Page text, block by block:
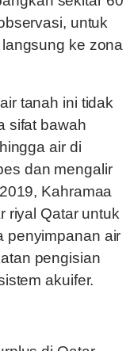
untuk
ke zona
tanah ini tidak
sifat bawah
air di
dan mengalir
Kahramaa
riyal Qatar untuk
penyimpanan air
pengisian
sistem akuifer.